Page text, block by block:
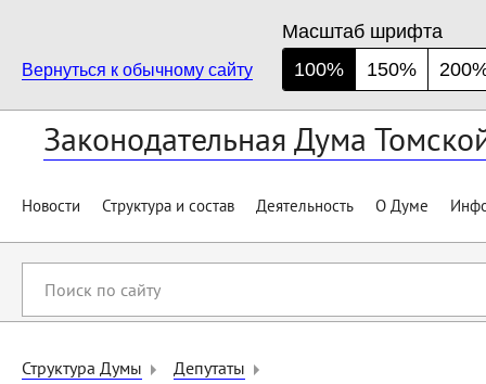
Вернуться к обычному сайту
Масштаб шрифта
100%
150%
Законодательная Дума
Новости Структура и состав Деятельность О Думе
сайту
Структура Думы
Депутаты